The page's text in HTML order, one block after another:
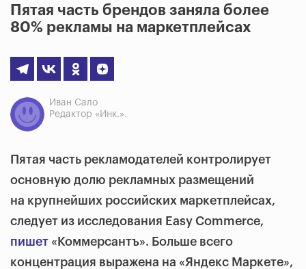
Пятая часть брендов заняла более
80% рекламы на маркетплейсах
Иван Сало
Редактор «Инк.».
Пятая часть рекламодателей контролирует
основную долю рекламных размещений
на крупнейших российских маркетплейсах,
следует из исследования Easy Commerce,
пишет «Коммерсантъ». Больше всего
концентрация выражена на «Яндекс Маркете»,